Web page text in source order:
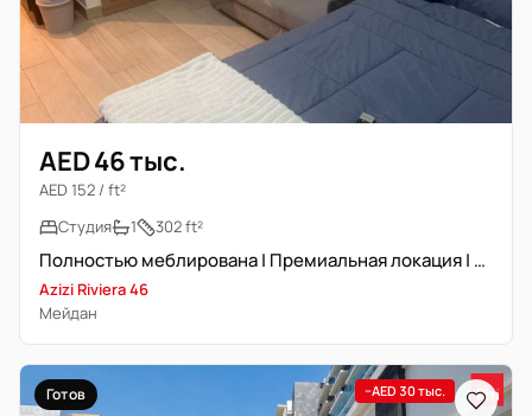
AED 46 тыс.
AED 152 / ft²
Студия
1 302 ft²
Полностью меблирована | Премиальная локация | Вид на Бульвар
Azizi Riviera 46
Мейдан
Готов −AED 30 тыс.